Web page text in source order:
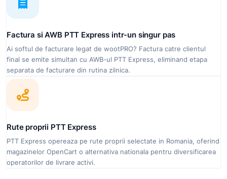
Factura si AWB PTT Express intr-un singur pas
Ai softul de facturare legat de wootPRO? Factura catre clientul
final se emite simultan cu AWB-ul PTT Express, eliminand etapa
separata de facturare din rutina zilnica.
Rute proprii PTT Express
PTT Express opereaza pe rute proprii selectate in Romania, oferind
magazinelor OpenCart o alternativa nationala pentru diversificarea
operatorilor de livrare activi.